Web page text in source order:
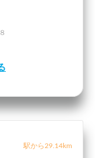
駅から29.14km